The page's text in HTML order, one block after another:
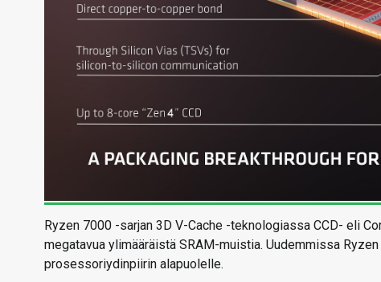
Ryzen 7000 -sarjan 3D V-Cache -teknologiassa CCD- eli
megatavua ylimääräistä SRAM-muistia. Uudemmissa
prosessoriydinpiirin alapuolelle.